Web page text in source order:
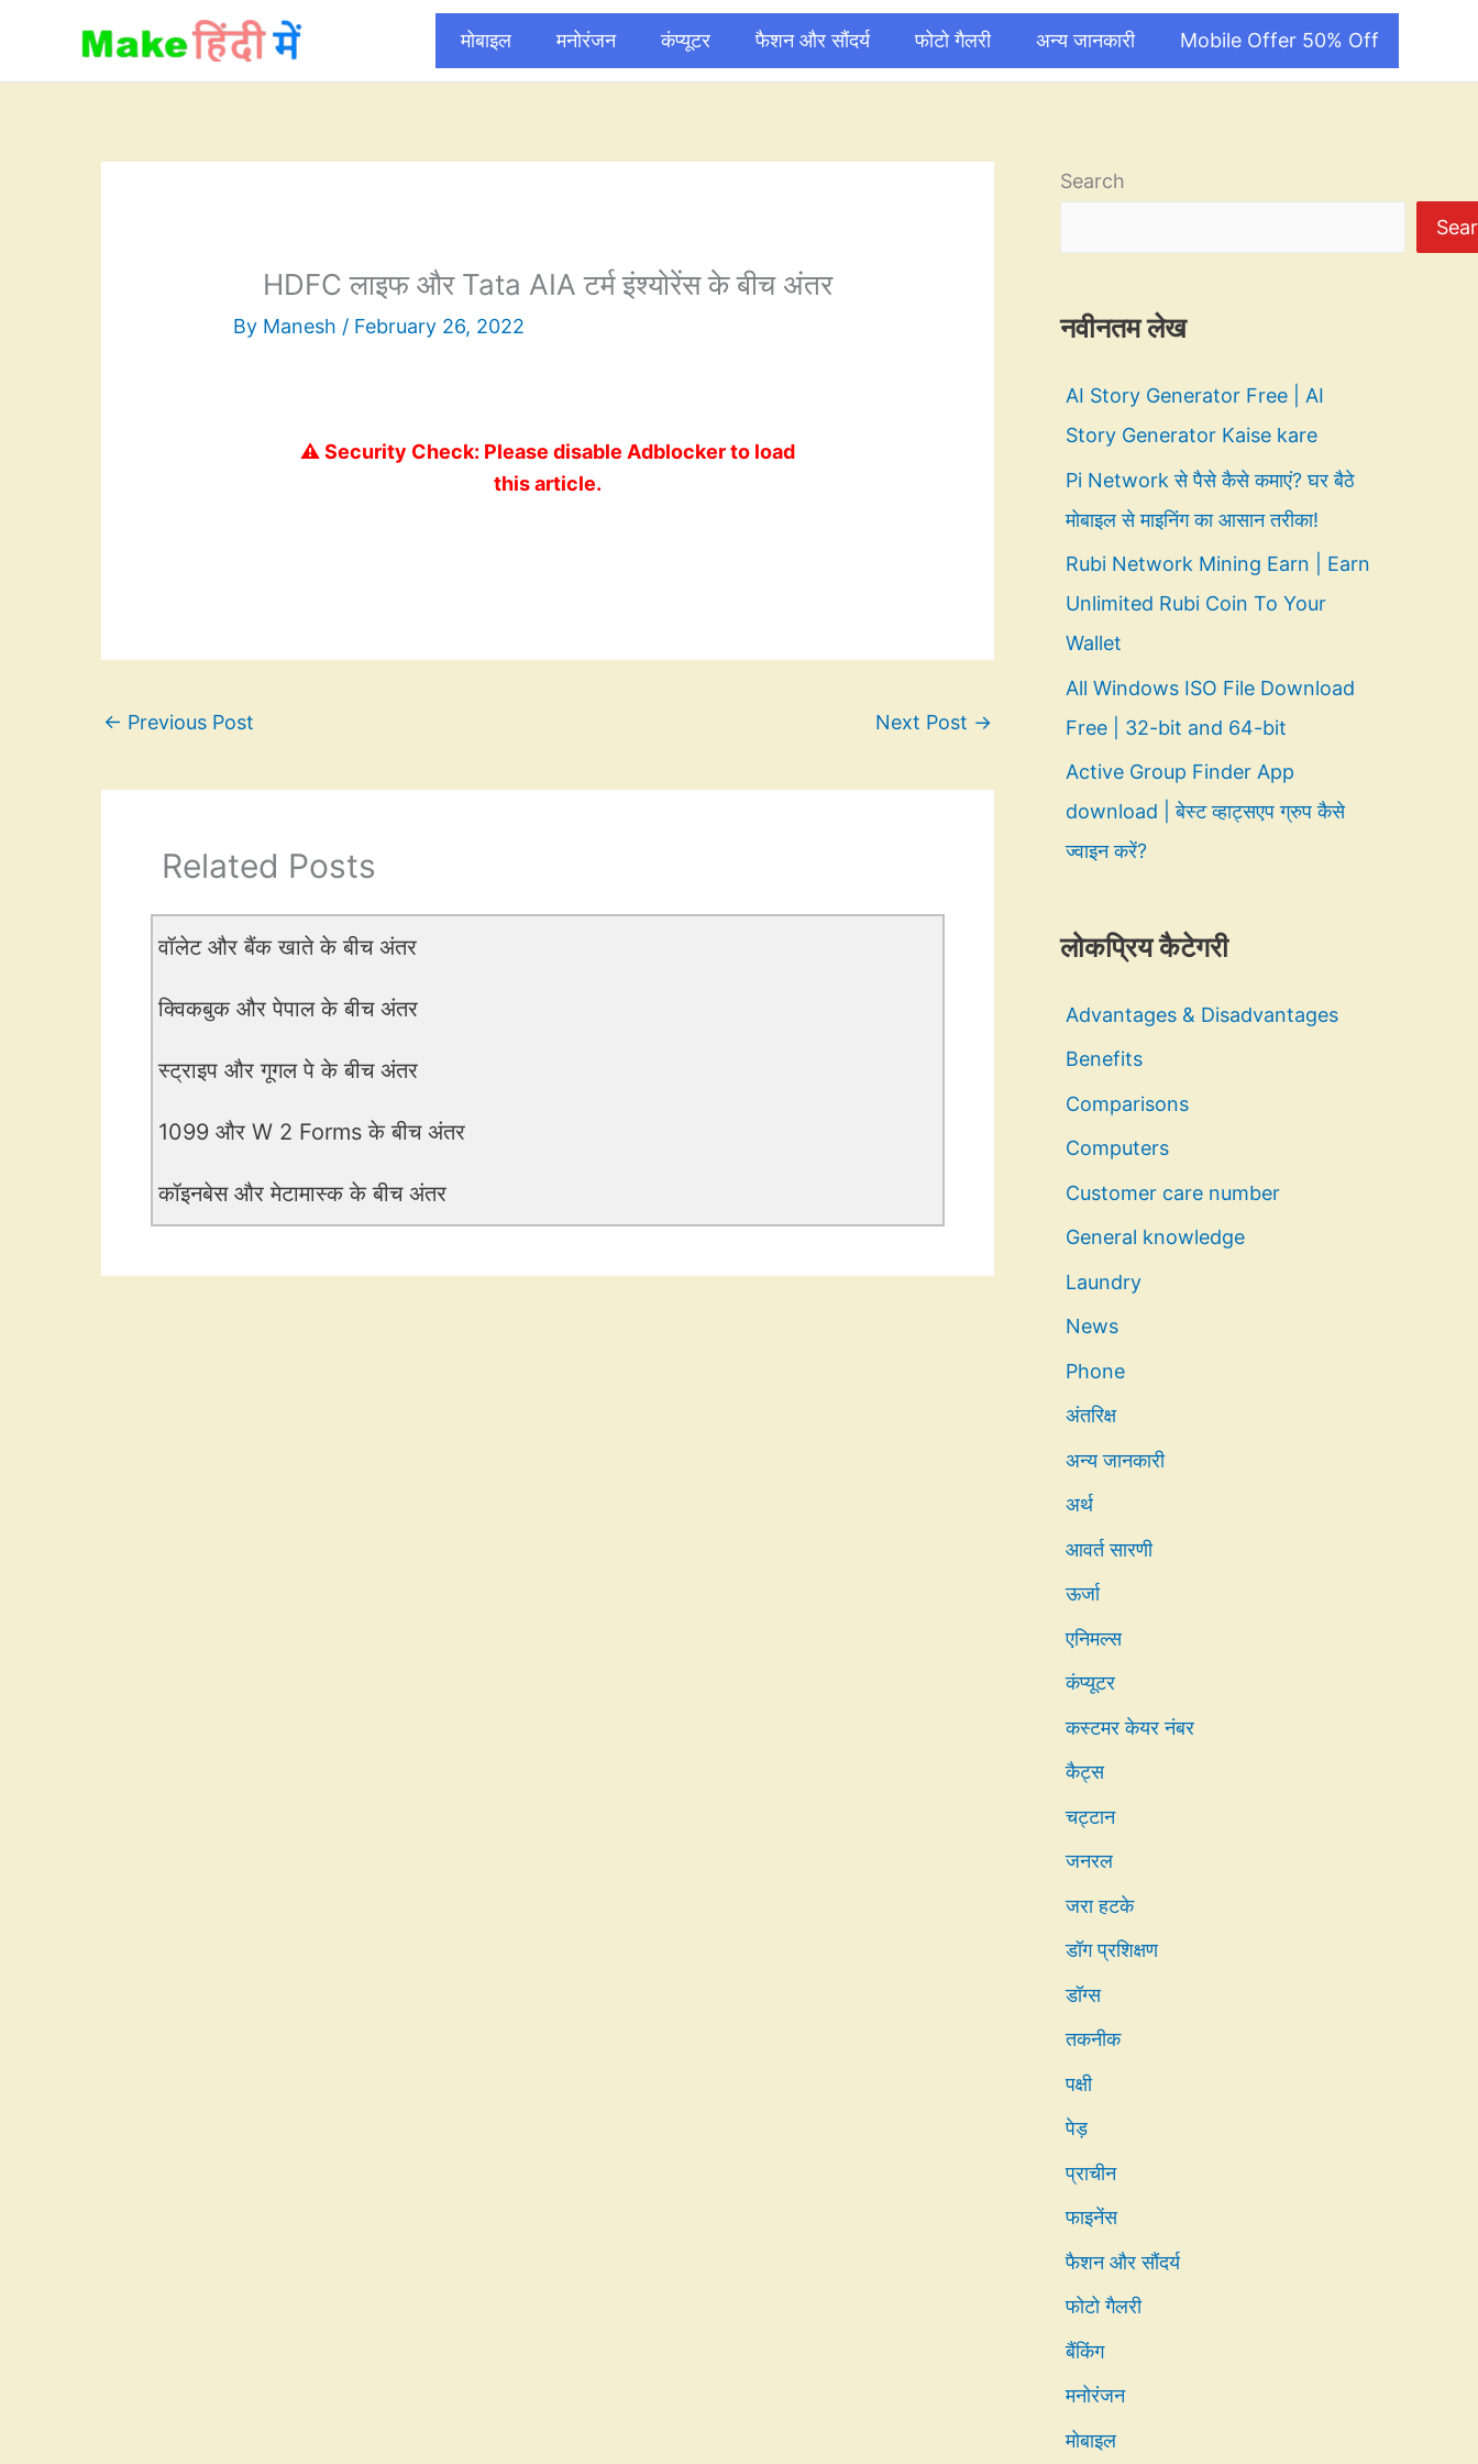
content
मोबाइल मनोरंजन कंप्यूटर फैशन और सौंदर्य फोटो गैलरी अन्य जानकारी Mobile Offer 50% Off
HDFC लाइफ और Tata AIA टर्म इंश्योरेंस के बीच अंतर
By Manesh / February 26, 2022
⚠️ Security Check: Please disable Adblocker to load
this article.
← Previous Post Next Post →
Related Posts
वॉलेट और बैंक खाते के बीच अंतर
क्विकबुक और पेपाल के बीच अंतर
स्ट्राइप और गूगल पे के बीच अंतर
1099 और W 2 Forms के बीच अंतर
कॉइनबेस और मेटामास्क के बीच अंतर
Search
नवीनतम लेख
AI Story Generator Free | AI
Story Generator Kaise kare
Pi Network से पैसे कैसे कमाएं? घर बैठे
मोबाइल से माइनिंग का आसान तरीका!
Rubi Network Mining Earn | Earn
Unlimited Rubi Coin To Your
Wallet
All Windows ISO File Download
Free | 32-bit and 64-bit
Active Group Finder App
download | बेस्ट व्हाट्सएप ग्रुप कैसे
ज्वाइन करें?
लोकप्रिय कैटेगरी
Advantages & Disadvantages
Benefits
Comparisons
Computers
Customer care number
General knowledge
Laundry
News
Phone
अंतरिक्ष
अन्य जानकारी
अर्थ
आवर्त सारणी
ऊर्जा
एनिमल्स
कंप्यूटर
कस्टमर केयर नंबर
कैट्स
चट्टान
जनरल
जरा हटके
डॉग प्रशिक्षण
डॉग्स
तकनीक
पक्षी
पेड़
प्राचीन
फाइनेंस
फैशन और सौंदर्य
फोटो गैलरी
बैंकिंग
मनोरंजन
मोबाइल